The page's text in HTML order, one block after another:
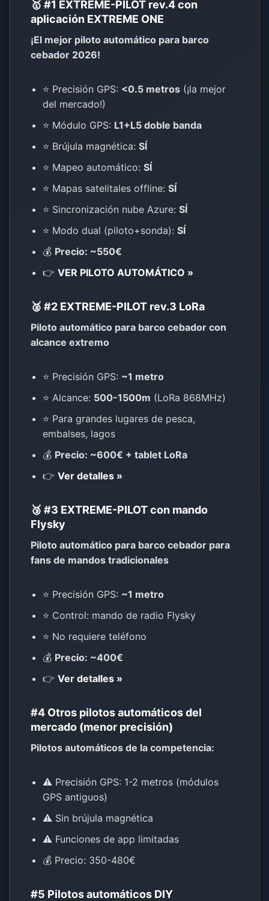
🥇 #1 EXTREME-PILOT rev.4 con
aplicación EXTREME ONE
¡El mejor piloto automático para barco
cebador 2026!
⭐ Precisión GPS: <0.5 metros (¡la mejor
del mercado!)
⭐ Módulo GPS: L1+L5 doble banda
⭐ Brújula magnética:SÍ
⭐ Mapeo automático:SÍ
⭐ Mapas satelitales offline:SÍ
⭐ Sincronización nube Azure:SÍ
⭐ Modo dual (piloto+sonda):SÍ
💰 Precio: ~550€
👉VER PILOTO AUTOMÁTICO »
🥈 #2 EXTREME-PILOT rev.3 LoRa
Piloto automático para barco cebador con
alcance extremo
⭐ Precisión GPS: ~1 metro
⭐ Alcance: 500-1500m (LoRa 868MHz)
⭐ Para grandes lugares de pesca,
embalses, lagos
💰 Precio: ~600€ + tablet LoRa
👉Ver detalles »
🥉 #3 EXTREME-PILOT con mando
Flysky
Piloto automático para barco cebador para
fans de mandos tradicionales
⭐ Precisión GPS: ~1 metro
⭐ Control: mando de radio Flysky
⭐ No requiere teléfono
💰 Precio: ~400€
👉Ver detalles »
#4 Otros pilotos automáticos del
mercado (menor precisión)
Pilotos automáticos de la competencia:
⚠️ Precisión GPS: 1-2 metros (módulos
GPS antiguos)
⚠️ Sin brújula magnética
⚠️ Funciones de app limitadas
💰 Precio: 350-480€
#5 Pilotos automáticos DIY